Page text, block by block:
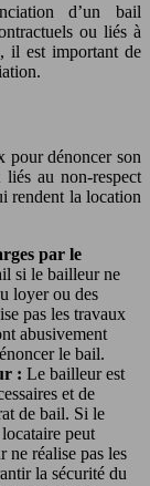
d’un bail
ou liés à
il est important de
pour dénoncer son
au non-respect
rendent la location
par le
si le bailleur ne
loyer ou des
pas les travaux
abusivement
le bail.
: Le bailleur est
et de
de bail. Si le
peut
ne réalise pas les
la sécurité du